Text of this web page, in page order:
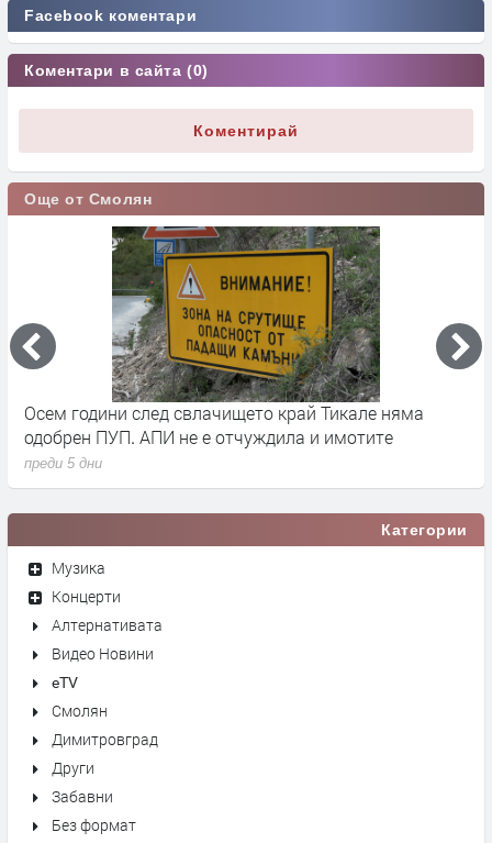
Facebook коментари
Коментари в сайта (0)
Коментирай
Още от Смолян
Осем години след свлачището край Тикале няма
одобрен ПУП. АПИ не е отчуждила и имотите
преди 5 дни
Категории
Музика
Концерти
Алтернативата
Видео Новини
eTV
Смолян
Димитровград
Други
Забавни
Без формат